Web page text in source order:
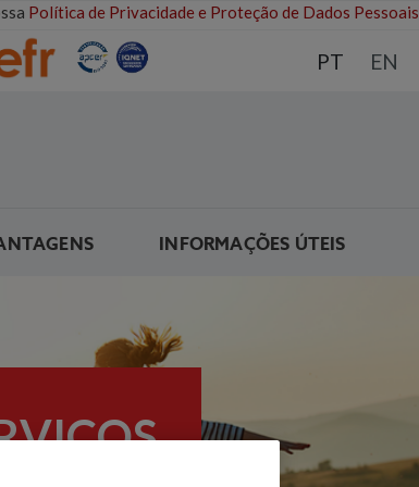
Política de Privacidade e Proteção de Dados Pessoais
PT EN
INFORMAÇÕES ÚTEIS